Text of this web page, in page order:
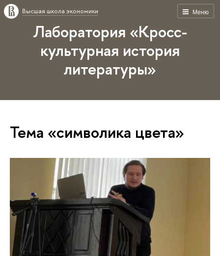
Меню
Высшая школа экономики
Лаборатория «Кросс-
культурная история
литературы»
Тема «символика цвета»